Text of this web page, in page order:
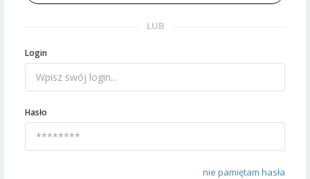
LUB
Login
Hasło
nie pamiętam hasła